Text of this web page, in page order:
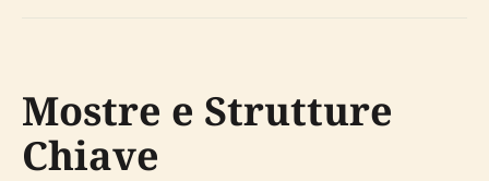
Mostre e Strutture
Chiave